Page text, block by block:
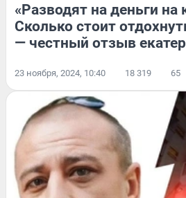
«Разводят на деньги
Сколько стоит
— честный отзыв
23 ноября, 2024, 10:40 18 319 65